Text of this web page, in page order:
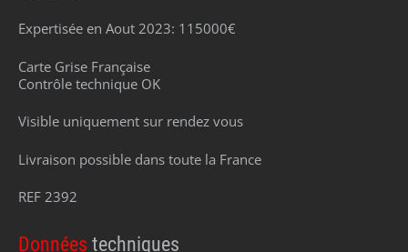
Expertisée en Aout 2023: 115000€
Carte Grise Française
Contrôle technique OK
Visible uniquement sur rendez vous
Livraison possible dans toute la France
REF 2392
Données techniques